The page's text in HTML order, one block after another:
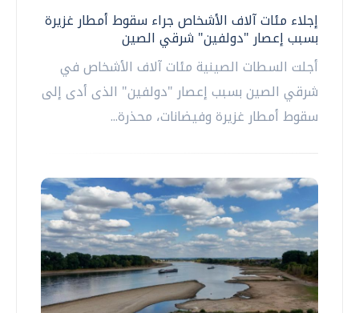
إجلاء مئات آلاف الأشخاص جراء سقوط أمطار غزيرة
بسبب إعصار "دولفين" شرقي الصين
أجلت السطات الصينية مئات آلاف الأشخاص في
شرقي الصين بسبب إعصار "دولفين" الذى أدى إلى
سقوط أمطار غزيرة وفيضانات، محذرة...